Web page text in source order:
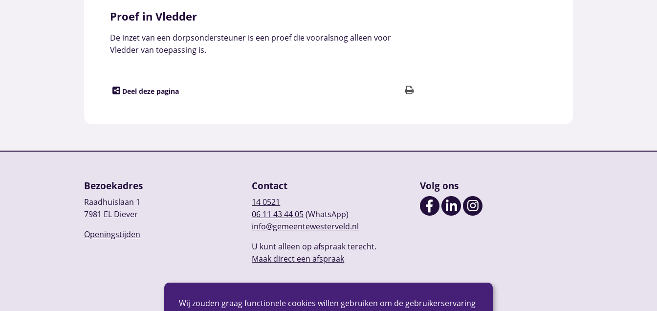
Wij zouden graag functionele cookies willen gebruiken om de gebruikerservaring
Proef in Vledder
De inzet van een dorpsondersteuner is een proef die vooralsnog alleen voor
Vledder van toepassing is.
Deel deze pagina
Bezoekadres
Raadhuislaan 1
7981 EL Diever
Openingstijden
Contact
14 0521
06 11 43 44 05(WhatsApp)
info@gemeentewesterveld.nl
U kunt alleen op afspraak terecht.
Maak direct een afspraak
Volg ons